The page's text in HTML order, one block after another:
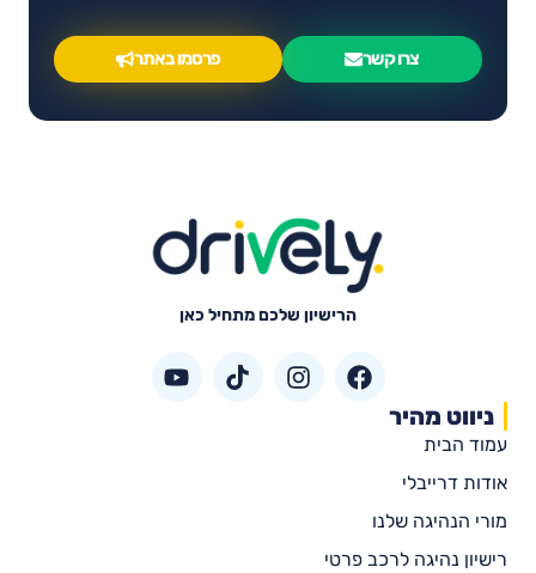
צרו קשר פרסמו באתר
הרישיון שלכם מתחיל כאן
ניווט מהיר
עמוד הבית
אודות דרייבלי
מורי הנהיגה שלנו
רישיון נהיגה לרכב פרטי